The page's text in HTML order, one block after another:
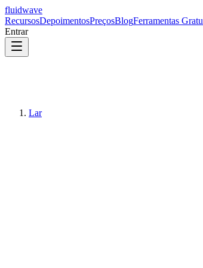
fluidwave
RecursosDepoimentosPreçosBlogFerramentas
Entrar
Lar